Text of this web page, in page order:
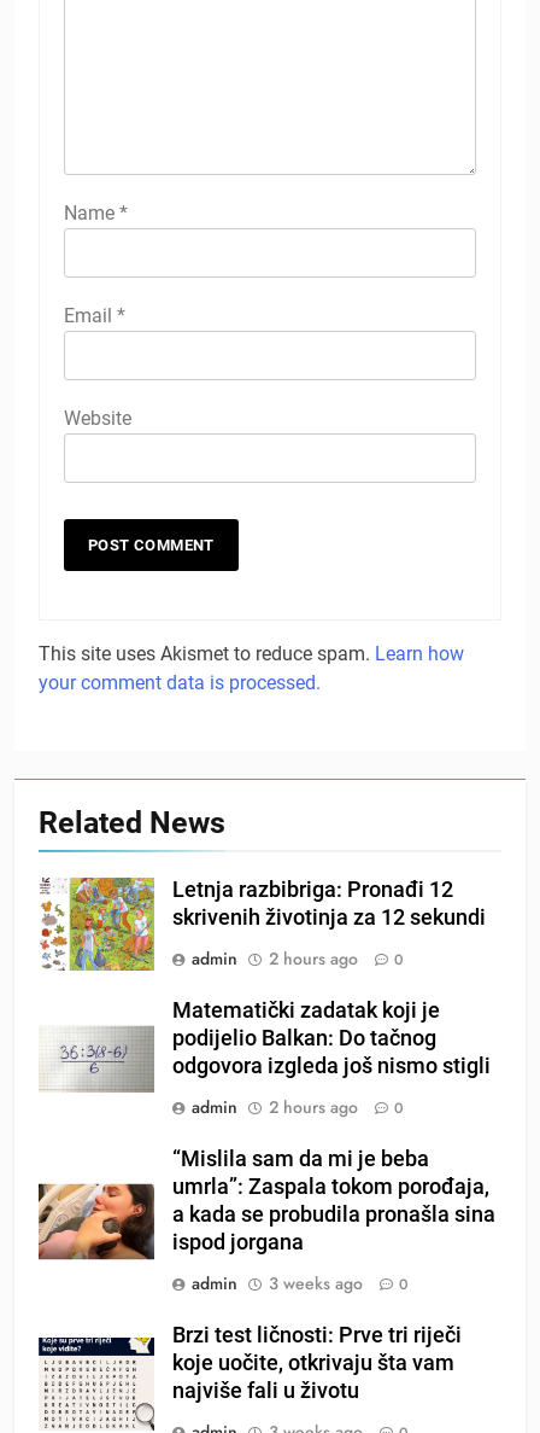
Name *
Email *
Website
This site uses Akismet to reduce spam. Learn how
your comment data is processed.
Related News
Letnja razbibriga: Pronađi 12
skrivenih životinja za 12 sekundi
admin
2 hours ago 0
Matematički zadatak koji je
podijelio Balkan: Do tačnog
odgovora izgleda još nismo stigli
admin
2 hours ago 0
“Mislila sam da mi je beba
umrla”: Zaspala tokom porođaja,
a kada se probudila pronašla sina
ispod jorgana
admin
3 weeks ago 0
Brzi test ličnosti: Prve tri riječi
koje uočite, otkrivaju šta vam
najviše fali u životu